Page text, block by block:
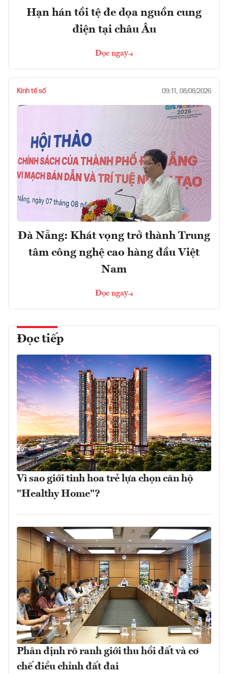
Hạn hán tồi tệ đe dọa nguồn cung
điện tại châu Âu
Đọc ngay
Kinh tế số 09:11, 08/08/2026
Đà Nẵng: Khát vọng trở thành Trung
tâm công nghệ cao hàng đầu Việt
Nam
Đọc ngay
Đọc tiếp
Vì sao giới tinh hoa trẻ lựa chọn căn hộ
"Healthy Home"?
Phân định rõ ranh giới thu hồi đất và cơ
chế điều chỉnh đất đai